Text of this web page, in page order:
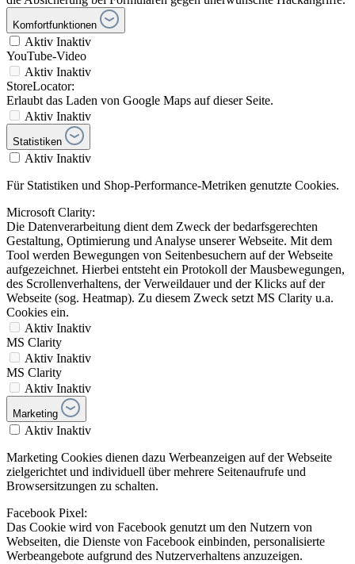
Komfortfunktionen
Aktiv Inaktiv
YouTube-Video
Aktiv Inaktiv
StoreLocator:
Erlaubt das Laden von Google Maps auf dieser Seite.
Aktiv Inaktiv
Statistiken
Aktiv Inaktiv
Für Statistiken und Shop-Performance-Metriken genutzte Cookies.
Microsoft Clarity:
Die Datenverarbeitung dient dem Zweck der bedarfsgerechten
Gestaltung, Optimierung und Analyse unserer Webseite. Mit dem
Tool werden Bewegungen von Seitenbesuchern auf der Webseite
aufgezeichnet. Hierbei entsteht ein Protokoll der Mausbewegungen,
des Scrollenverhaltens, der Verweildauer und der Klicks auf der
Webseite (sog. Heatmap). Zu diesem Zweck setzt MS Clarity u.a.
Cookies ein.
Aktiv Inaktiv
MS Clarity
Aktiv Inaktiv
MS Clarity
Aktiv Inaktiv
Marketing
Aktiv Inaktiv
Marketing Cookies dienen dazu Werbeanzeigen auf der Webseite
zielgerichtet und individuell über mehrere Seitenaufrufe und
Browsersitzungen zu schalten.
Facebook Pixel:
Das Cookie wird von Facebook genutzt um den Nutzern von
Webseiten, die Dienste von Facebook einbinden, personalisierte
Werbeangebote aufgrund des Nutzerverhaltens anzuzeigen.